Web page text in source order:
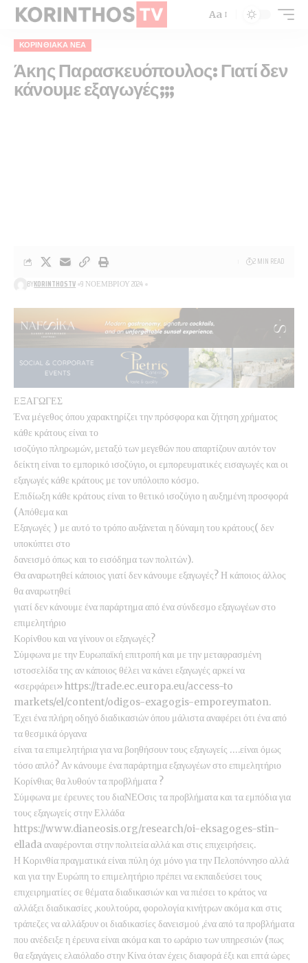
Aa
ΚΟΡΙΝΘΙΑΚΆ ΝΈΑ
Άκης Παρασκευόπουλος: Γιατί δεν
κάνουμε εξαγωγές;;;
BYKORINTHOSTV 9 ΝΟΕΜΒΡΊΟΥ 2024
2 MIN READ
ΕΞΑΓΩΓΕΣ
Ένα μέγεθος όπου χαρακτηρίζει την πρόσφορα και ζήτηση χρήματος
κάθε κράτους είναι το
ισοζύγιο πληρωμών, μεταξύ των μεγεθών που απαρτίζουν αυτόν τον
δείκτη είναι το εμπορικό ισοζύγιο, οι εμπορευματικές εισαγωγές και οι
εξαγωγές κάθε κράτους με τον υπόλοιπο κόσμο.
Επιδίωξη κάθε κράτους είναι το θετικό ισοζύγιο η αυξημένη προσφορά
(Απόθεμα και
Εξαγωγές ) με αυτό το τρόπο αυξάνεται η δύναμη του κράτους( δεν
υποκύπτει στο
δανεισμό όπως και το εισόδημα των πολιτών).
Θα αναρωτηθεί κάποιος γιατί δεν κάνουμε εξαγωγές? Η κάποιος άλλος
θα αναρωτηθεί
γιατί δεν κάνουμε ένα παράρτημα από ένα σύνδεσμο εξαγωγέων στο
επιμελητήριο
Κορίνθου και να γίνουν οι εξαγωγές?
Σύμφωνα με την Ευρωπαϊκή επιτροπή και με την μεταφρασμένη
ιστοσελίδα της αν κάποιος θέλει να κάνει εξαγωγές αρκεί να
«σερφάρει» https://trade.ec.europa.eu/access-to
markets/el/content/odigos-exagogis-emporeymaton.
Έχει ένα πλήρη οδηγό διαδικασιών όπου μάλιστα αναφέρει ότι ένα από
τα θεσμικά όργανα
είναι τα επιμελητήρια για να βοηθήσουν τους εξαγωγείς ….είναι όμως
τόσο απλό? Αν κάνουμε ένα παράρτημα εξαγωγέων στο επιμελητήριο
Κορίνθιας θα λυθούν τα προβλήματα ?
Σύμφωνα με έρευνες του διαΝΕΟσις τα προβλήματα και τα εμπόδια για
τους εξαγωγείς στην Ελλάδα
https://www.dianeosis.org/research/oi-eksagoges-stin-
ellada αναφέρονται στην πολιτεία αλλά και στις επιχειρήσεις.
Η Κορινθία πραγματικά είναι πύλη όχι μόνο για την Πελοπόννησο αλλά
και για την Ευρώπη το επιμελητήριο πρέπει να εκπαιδεύσει τους
επιχειρηματίες σε θέματα διαδικασιών και να πιέσει το κράτος να
αλλάξει διαδικασίες ,κουλτούρα, φορολογία κινήτρων ακόμα και στις
τράπεζες να αλλάξουν οι διαδικασίες δανεισμού ,ένα από τα προβλήματα
που ανέδειξε η έρευνα είναι ακόμα και το ωράριο των υπηρεσιών (πως
θα εξαγάγεις ελαιόλαδο στην Κίνα όταν έχεις διαφορά έξι και επτά ώρες